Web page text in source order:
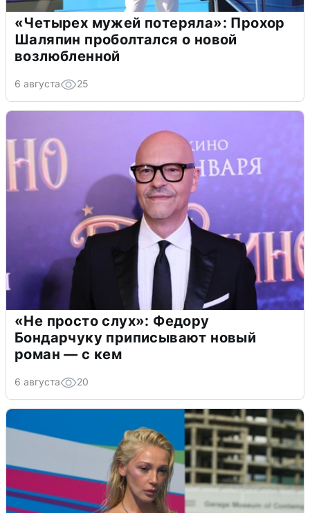
«Четырех мужей потеряла»: Прохор
Шаляпин проболтался о новой
возлюбленной
6 августа 25
«Не просто слух»: Федору
Бондарчуку приписывают новый
роман — с кем
6 августа 20